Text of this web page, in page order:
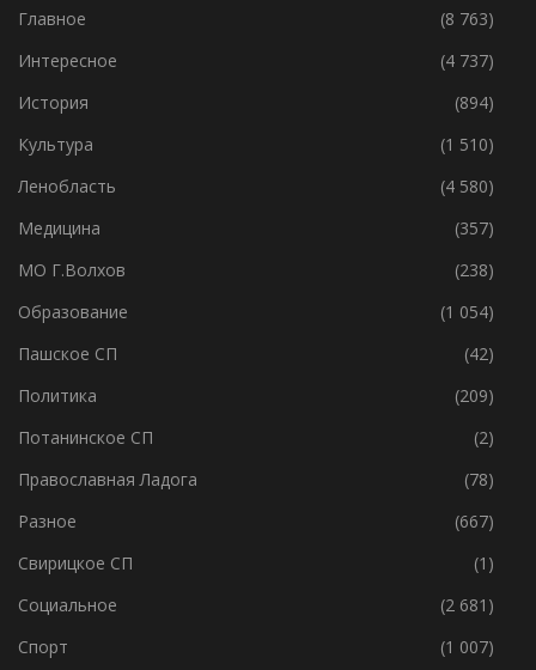
Волхов
(7 042)
Главное
(8 763)
Интересное
(4 737)
История
(894)
Культура
(1 510)
Ленобласть
(4 580)
Медицина
(357)
МО Г.Волхов
(238)
Образование
(1 054)
Пашское СП
(42)
Политика
(209)
Потанинское СП
(2)
Православная Ладога
(78)
Разное
(667)
Свирицкое СП
(1)
Социальное
(2 681)